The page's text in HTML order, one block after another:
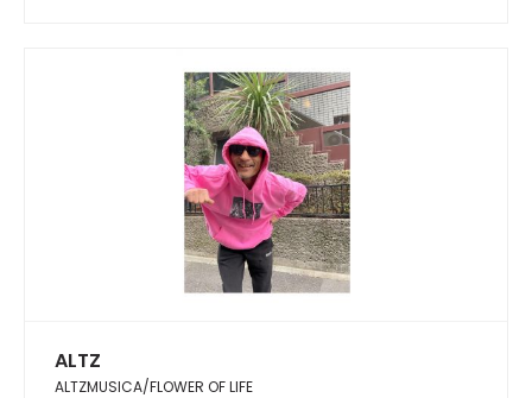
ALTZ
ALTZMUSICA/FLOWER OF LIFE